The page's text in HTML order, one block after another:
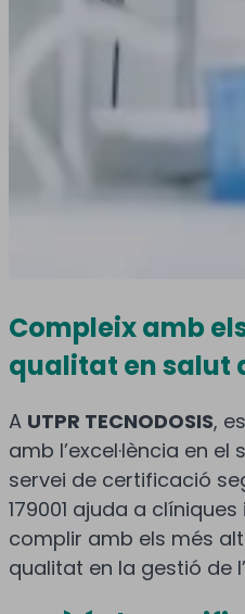
Compleix amb
qualitat en salut
A UTPR TECNODOSIS,
amb l’excel·lència en
servei de certificació
179001 ajuda a
complir amb els més
qualitat en la gestió de